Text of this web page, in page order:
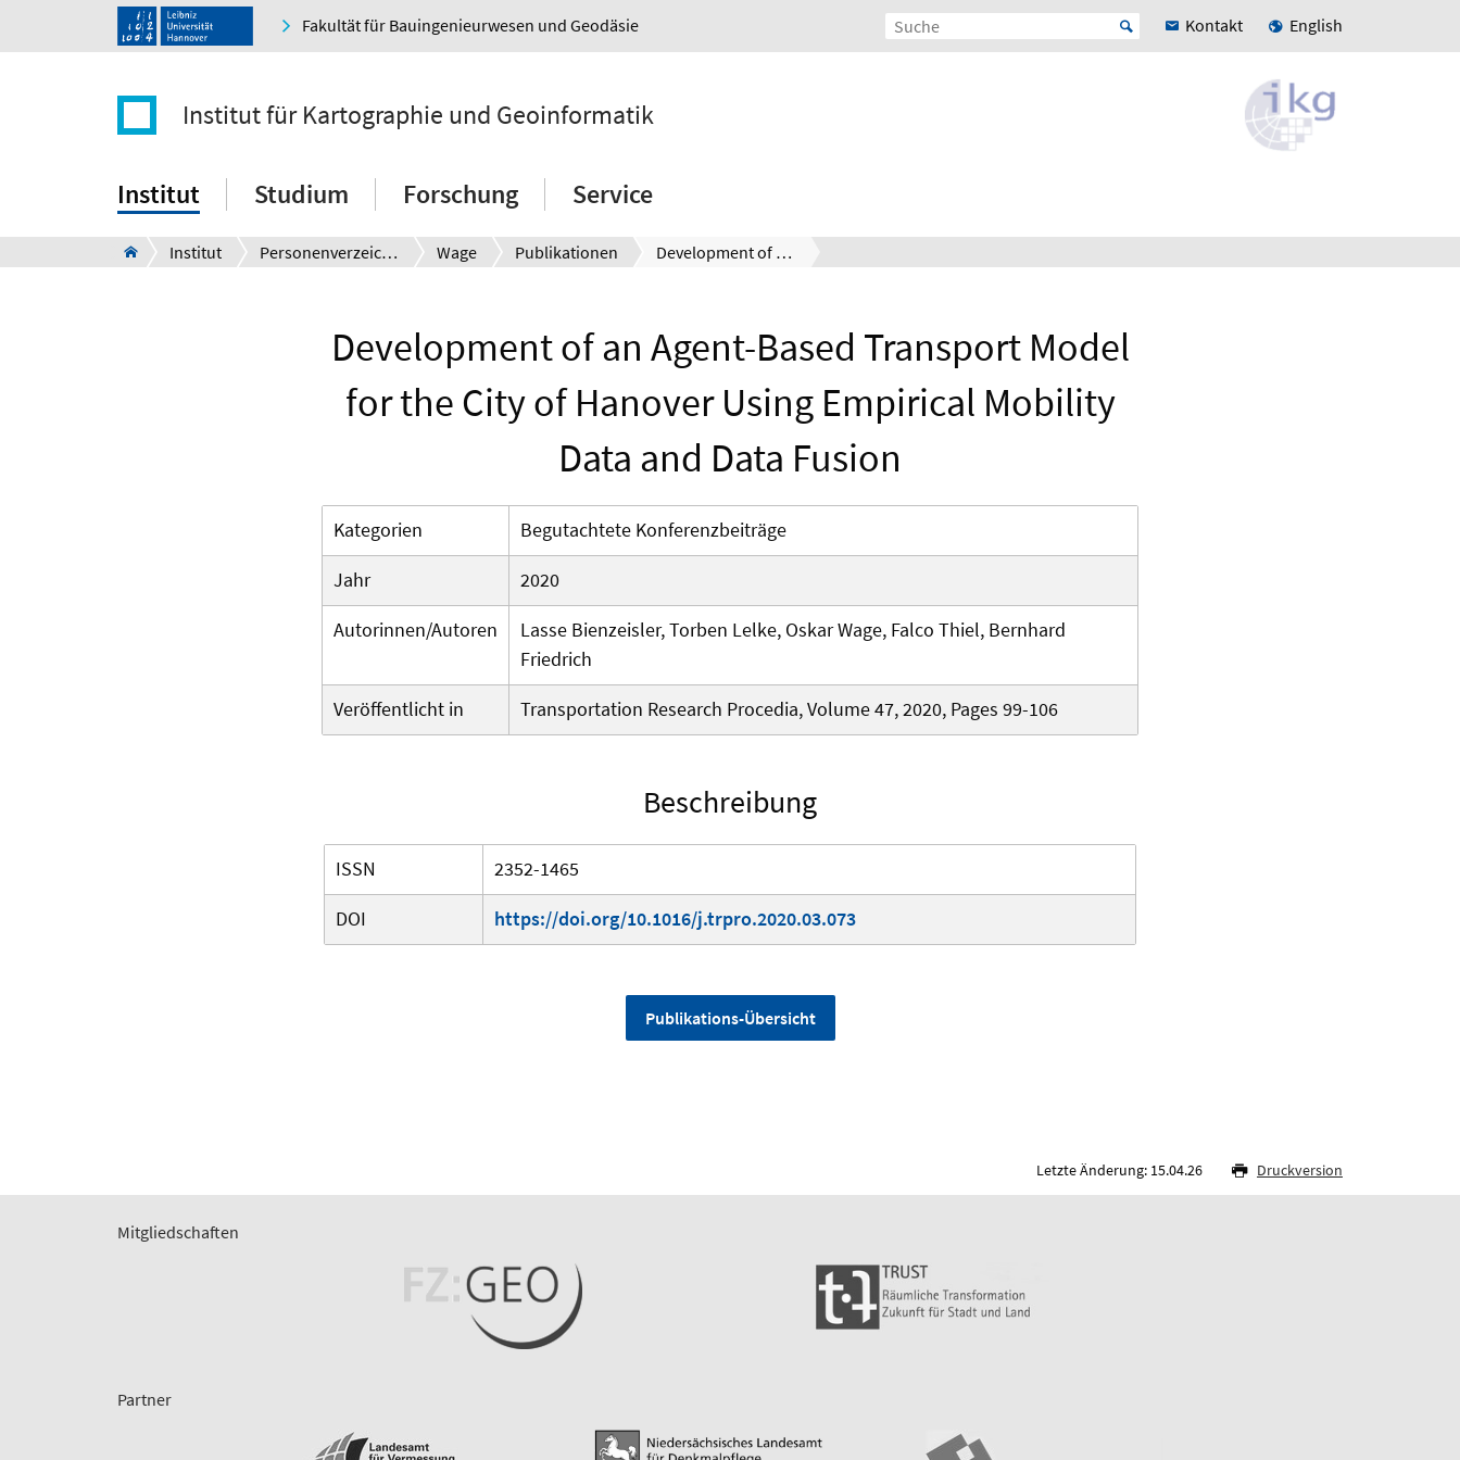
Fakultät für Bauingenieurwesen und Geodäsie Kontakt English
Institut für Kartographie und Geoinformatik
Institut Studium Forschung Service
Institut Personenverzeichnis Wage Publikationen Development of an Agent-Based Transport Model for the City of Hanover Using Empirical Mobility Data and Data Fusion
Development of an Agent-Based Transport Model
for the City of Hanover Using Empirical Mobility
Data and Data Fusion
Kategorien
Begutachtete Konferenzbeiträge
Jahr
2020
Autorinnen/Autoren
Lasse Bienzeisler, Torben Lelke, Oskar Wage, Falco Thiel, Bernhard
Friedrich
Veröffentlicht in
Transportation Research Procedia, Volume 47, 2020, Pages 99-106
Beschreibung
ISSN
2352-1465
DOI
https://doi.org/10.1016/j.trpro.2020.03.073
Publikations-Übersicht
Letzte Änderung: 15.04.26 Druckversion
Mitgliedschaften
Partner